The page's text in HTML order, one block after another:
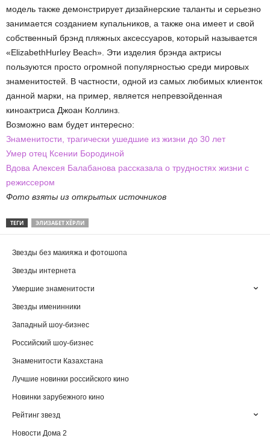
модель также демонстрирует дизайнерские таланты и серьезно
занимается созданием купальников, а также она имеет и свой
собственный брэнд пляжных аксессуаров, который называется
«ElizabethHurley Beach». Эти изделия брэнда актрисы
пользуются просто огромной популярностью среди мировых
знаменитостей. В частности, одной из самых любимых клиенток
данной марки, на пример, является непревзойденная
киноактриса Джоан Коллинз.
Возможно вам будет интересно:
Знаменитости, трагически ушедшие из жизни до 30 лет
Умер отец Ксении Бородиной
Вдова Алексея Балабанова рассказала о трудностях жизни с
режиссером
Фото взяты из открытых источников
ТЕГИ ЭЛИЗАБЕТ ХЁРЛИ
Звезды без макияжа и фотошопа
Звезды интернета
Умершие знаменитости
Звезды именинники
Западный шоу-бизнес
Российский шоу-бизнес
Знаменитости Казахстана
Лучшие новинки российского кино
Новинки зарубежного кино
Рейтинг звезд
Новости Дома 2